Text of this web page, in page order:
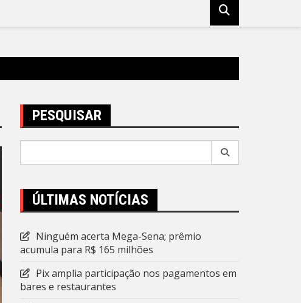
PESQUISAR
ÚLTIMAS NOTÍCIAS
Ninguém acerta Mega-Sena; prêmio
acumula para R$ 165 milhões
Pix amplia participação nos pagamentos em
bares e restaurantes